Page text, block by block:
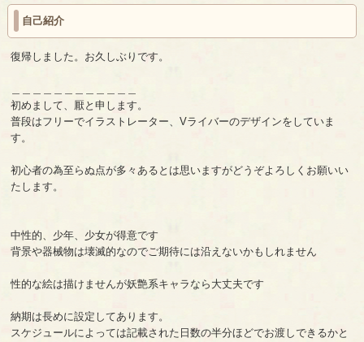
自己紹介
復帰しました。お久しぶりです。
初めまして、厭と申します。
普段はフリーでイラストレーター、Vライバーのデザインをしていま
す。
初心者の為至らぬ点が多々あるとは思いますがどうぞよろしくお願いい
たします。
中性的、少年、少女が得意です
背景や器械物は壊滅的なのでご期待には沿えないかもしれません
性的な絵は描けませんが妖艶系キャラなら大丈夫です
納期は長めに設定してあります。
スケジュールによっては記載された日数の半分ほどでお渡しできるかと